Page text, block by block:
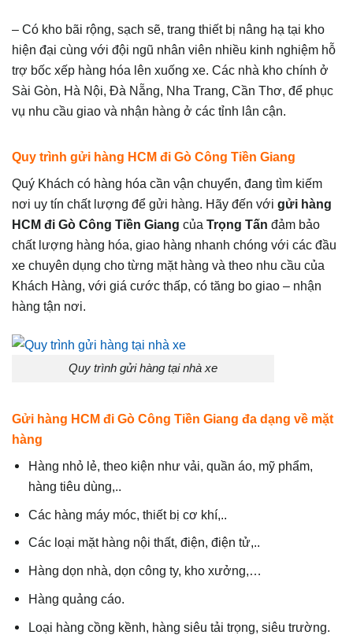
– Có kho bãi rộng, sạch sẽ, trang thiết bị nâng hạ tại kho
hiện đại cùng với đội ngũ nhân viên nhiều kinh nghiệm hỗ
trợ bốc xếp hàng hóa lên xuống xe. Các nhà kho chính ở
Sài Gòn, Hà Nội, Đà Nẵng, Nha Trang, Cần Thơ, để phục
vụ nhu cầu giao và nhận hàng ở các tỉnh lân cận.
Quy trình gửi hàng HCM đi Gò Công Tiền Giang
Quý Khách có hàng hóa cần vận chuyển, đang tìm kiếm
nơi uy tín chất lượng để gửi hàng. Hãy đến với gửi hàng
HCM đi Gò Công Tiền Giang của Trọng Tấn đảm bảo
chất lượng hàng hóa, giao hàng nhanh chóng với các đầu
xe chuyên dụng cho từng mặt hàng và theo nhu cầu của
Khách Hàng, với giá cước thấp, có tăng bo giao – nhận
hàng tận nơi.
Quy trình gửi hàng tại nhà xe
Gửi hàng HCM đi Gò Công Tiền Giang đa dạng về mặt
hàng
Hàng nhỏ lẻ, theo kiện như vải, quần áo, mỹ phẩm,
hàng tiêu dùng,..
Các hàng máy móc, thiết bị cơ khí,..
Các loại mặt hàng nội thất, điện, điện tử,..
Hàng dọn nhà, dọn công ty, kho xưởng,…
Hàng quảng cáo.
Loại hàng cồng kềnh, hàng siêu tải trọng, siêu trường.